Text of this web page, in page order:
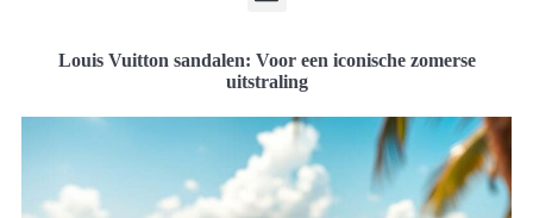
Louis Vuitton sandalen: Voor een iconische zomerse
uitstraling